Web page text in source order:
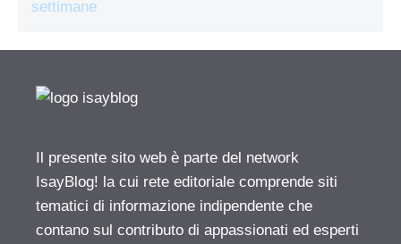
settimane
Il presente sito web è parte del network
IsayBlog! la cui rete editoriale comprende siti
tematici di informazione indipendente che
contano sul contributo di appassionati ed esperti